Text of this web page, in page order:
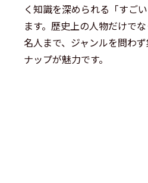
く知識を深められる「すご
ます。歴史上の人物だけで
名人まで、ジャンルを問わ
ナップが魅力です。